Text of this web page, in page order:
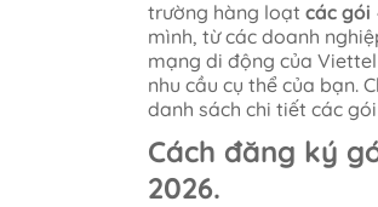
trường hàng loạt các gói
mình, từ các doanh
mạng di động của
nhu cầu cụ thể của bạn.
danh sách chi tiết các
Cách đăng ký
2026.